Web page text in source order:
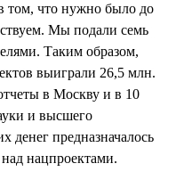
том, что нужно было до
Мы подали семь
Таким образом,
выиграли 26,5 млн.
в Москву и в 10
и высшего
денег предназначалось
над нацпроектами.